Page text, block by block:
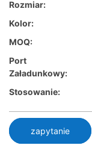
Rozmiar:
Kolor:
MOQ:
Port
Załadunkowy:
Stosowanie:
zapytanie